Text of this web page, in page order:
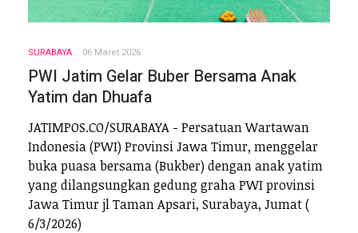
SURABAYA 06 Maret 2026
PWI Jatim Gelar Buber Bersama Anak
Yatim dan Dhuafa
JATIMPOS.CO/SURABAYA - Persatuan Wartawan
Indonesia (PWI) Provinsi Jawa Timur, menggelar
buka puasa bersama (Bukber) dengan anak yatim
yang dilangsungkan gedung graha PWI provinsi
Jawa Timur jl Taman Apsari, Surabaya, Jumat (
6/3/2026)